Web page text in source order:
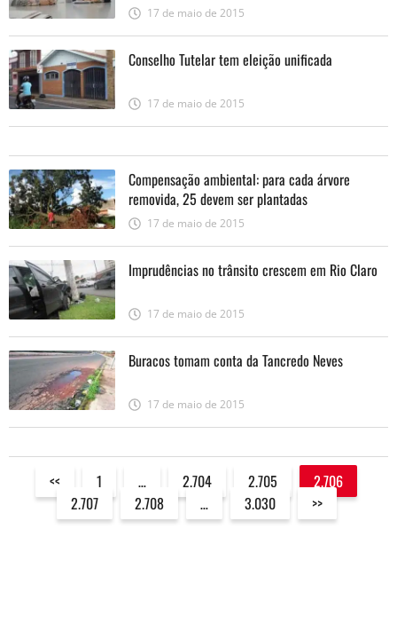
17 de maio de 2015
Conselho Tutelar tem eleição unificada
17 de maio de 2015
Compensação ambiental: para cada árvore
removida, 25 devem ser plantadas
17 de maio de 2015
Imprudências no trânsito crescem em Rio Claro
17 de maio de 2015
Buracos tomam conta da Tancredo Neves
17 de maio de 2015
<< 1 … 2.704 2.705
2.706
2.707
2.708 … 3.030 >>